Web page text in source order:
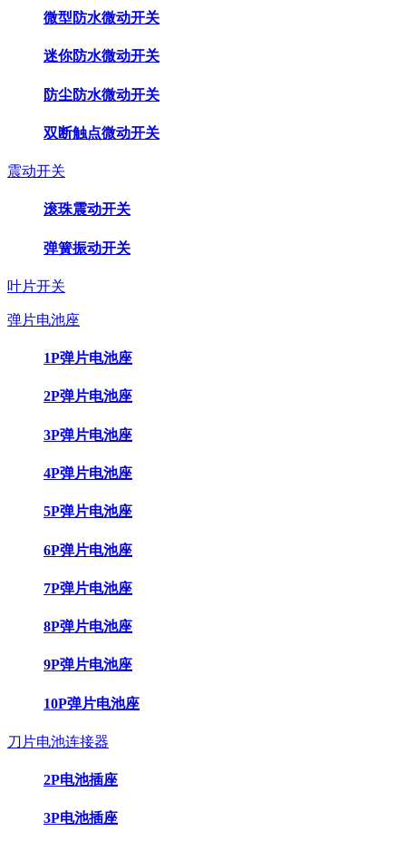
微型防水微动开关
迷你防水微动开关
防尘防水微动开关
双断触点微动开关
震动开关
滚珠震动开关
弹簧振动开关
叶片开关
弹片电池座
1P弹片电池座
2P弹片电池座
3P弹片电池座
4P弹片电池座
5P弹片电池座
6P弹片电池座
7P弹片电池座
8P弹片电池座
9P弹片电池座
10P弹片电池座
刀片电池连接器
2P电池插座
3P电池插座